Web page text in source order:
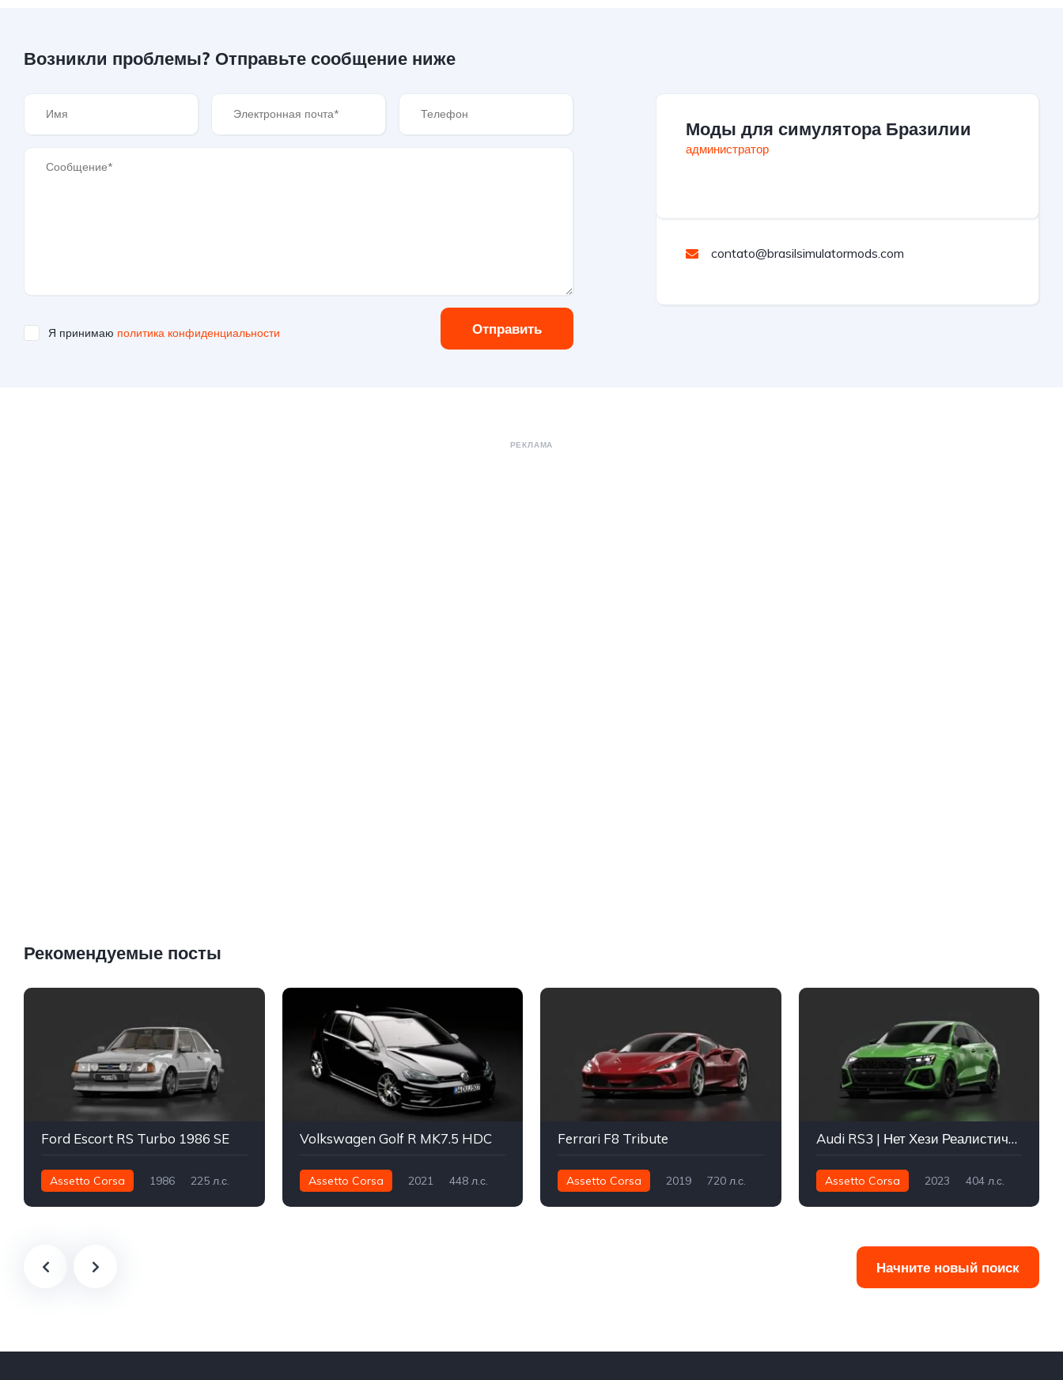
Возникли проблемы? Отправьте сообщение ниже
Я принимаю политика конфиденциальности Отправить
Моды для симулятора Бразилии
администратор
contato@brasilsimulatormods.com
РЕКЛАМА
Рекомендуемые посты
Ford Escort RS Turbo 1986 SE
Assetto Corsa 1986
225 л.с.
Volkswagen Golf R MK7.5 HDC
Assetto Corsa 2021
448 л.с.
Ferrari F8 Tribute
Assetto Corsa 2019
720 л.с.
Audi RS3 | Нет Хези Реалистичный
Assetto Corsa 2023
404 л.с.
Начните новый поиск